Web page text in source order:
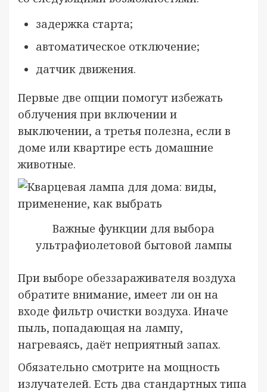
задержка старта;
автоматическое отключение;
датчик движения.
Первые две опции помогут избежать
облучения при включении и
выключении, а третья полезна, если в
доме или квартире есть домашние
животные.
Важные функции для выбора
ультрафиолетовой бытовой лампы
При выборе обеззараживателя воздуха
обратите внимание, имеет ли он на
входе фильтр очистки воздуха. Иначе
пыль, попадающая на лампу,
нагреваясь, даёт неприятный запах.
Обязательно смотрите на мощность
излучателей. Есть два стандартных типа